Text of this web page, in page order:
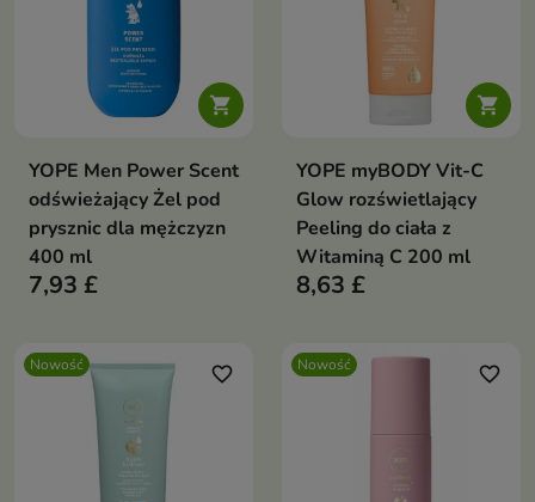

YOPE Men Power Scent
odświeżający Żel pod
prysznic dla mężczyzn
400 ml
7,93 £

YOPE myBODY Vit-C
Glow rozświetlający
Peeling do ciała z
Witaminą C 200 ml
8,63 £
Nowość favorite_border Nowość favorite_border